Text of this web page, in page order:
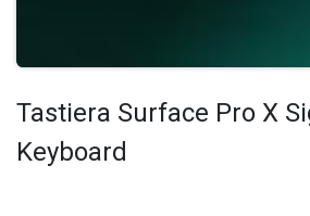
Tastiera Surface Pro X
Keyboard